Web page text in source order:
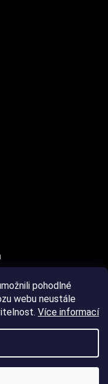
pohodlné
webu neustále
Více informací